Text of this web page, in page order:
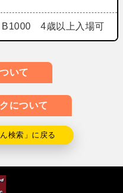
4歳以上入場可
いて
について
検索」に戻る